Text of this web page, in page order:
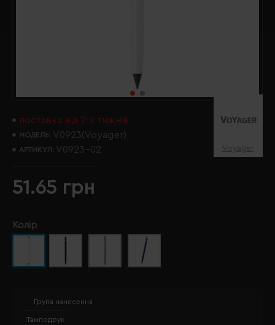
поставка від 2-х тижнів
МОДЕЛЬ: V0923(Voyager)
АРТИКУЛ: V0923-02 Voyager
51.65 грн
Колір
Група нанесення
Тамподрук